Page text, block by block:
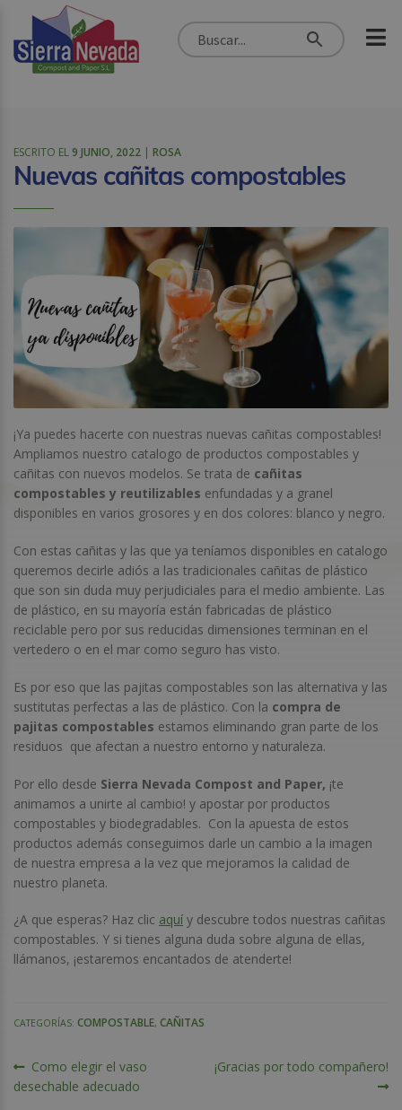
ESCRITO EL9 JUNIO, 2022 | ROSA
Nuevas cañitas compostables
¡Ya puedes hacerte con nuestras nuevas cañitas compostables!
Ampliamos nuestro catalogo de productos compostables y
cañitas con nuevos modelos. Se trata de cañitas
compostables y reutilizables enfundadas y a granel
disponibles en varios grosores y en dos colores: blanco y negro.
Con estas cañitas y las que ya teníamos disponibles en catalogo
queremos decirle adiós a las tradicionales cañitas de plástico
que son sin duda muy perjudiciales para el medio ambiente. Las
de plástico, en su mayoría están fabricadas de plástico
reciclable pero por sus reducidas dimensiones terminan en el
vertedero o en el mar como seguro has visto.
Es por eso que las pajitas compostables son las alternativa y las
sustitutas perfectas a las de plástico. Con la compra de
pajitas compostables estamos eliminando gran parte de los
residuos que afectan a nuestro entorno y naturaleza.
Por ello desde Sierra Nevada Compost and Paper, ¡te
animamos a unirte al cambio! y apostar por productos
compostables y biodegradables. Con la apuesta de estos
productos además conseguimos darle un cambio a la imagen
de nuestra empresa a la vez que mejoramos la calidad de
nuestro planeta.
¿A que esperas? Haz clic aquí y descubre todos nuestras cañitas
compostables. Y si tienes alguna duda sobre alguna de ellas,
llámanos, ¡estaremos encantados de atenderte!
CATEGORÍAS: COMPOSTABLE, CAÑITAS
NAVEGACIÓN
DE
Anterior:
Como elegir el vaso
desechable adecuado
Siguiente:
¡Gracias por todo compañero!